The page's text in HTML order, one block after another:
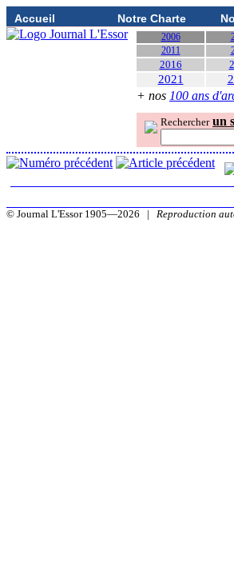
Accueil Notre Charte
2006
2011
2016
2021
+ nos 100 ans
Rechercher un
© Journal L'Essor 1905—2026 | Reproduction